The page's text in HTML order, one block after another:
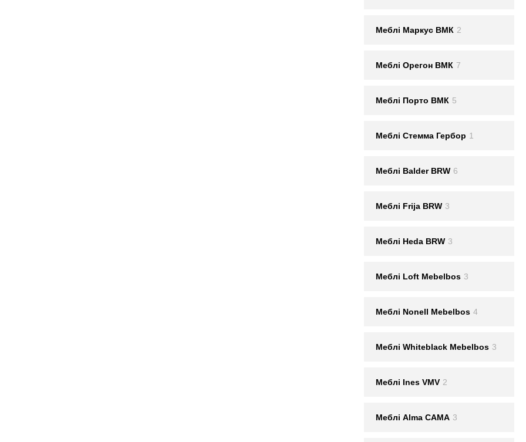
Меблi Маркус ВМК 2
Меблi Орегон ВМК 7
Меблi Порто ВМК 5
Меблi Стемма Гербор 1
Меблі Balder BRW 6
Меблі Frija BRW 3
Меблі Heda BRW 3
Меблі Loft Mebelbos 3
Меблі Nonell Mebelbos 4
Меблі Whiteblack Mebelbos 3
Меблi Ines VMV 2
Меблі Alma CAMA 3